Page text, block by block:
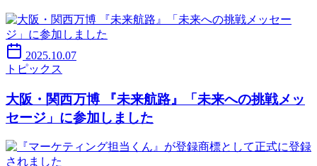
2025.10.07
トピックス
大阪・関西万博 『未来航路』「未来への挑戦メッ
セージ」に参加しました